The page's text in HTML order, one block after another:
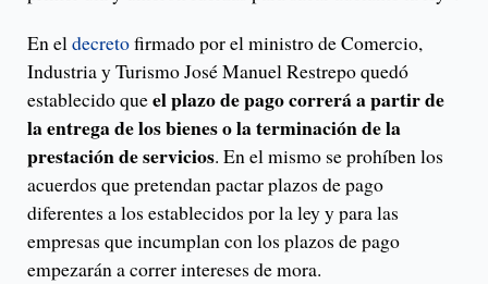
En eldecretofirmado por el ministro de Comercio,
Industria y Turismo José Manuel Restrepo quedó
establecido queel plazo de pago correrá a partir de
la entrega de los bienes o la terminación de la
prestación de servicios. En el mismo se prohíben los
acuerdos que pretendan pactar plazos de pago
diferentes a los establecidos por la ley y para las
empresas que incumplan con los plazos de pago
empezarán a correr intereses de mora.